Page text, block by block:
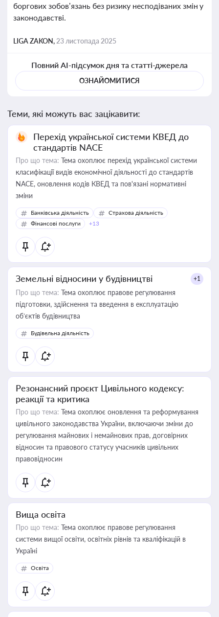
боргових зобов’язань без ризику несподіваних змін у
законодавстві.
LIGA ZAKON, 23 листопада 2025
Повний AI-підсумок дня та статті-джерела
ОЗНАЙОМИТИСЯ
Теми, які можуть вас зацікавити:
Перехід української системи КВЕД до
стандартів NACE
Про що тема: Тема охоплює перехід української системи
класифікації видів економічної діяльності до стандартів
NACE, оновлення кодів КВЕД та пов'язані нормативні
зміни
Банківська діяльність
Страхова діяльність
Фінансові послуги
+13
Земельні відносини у будівництві +1
Про що тема: Тема охоплює правове регулювання
підготовки, здійснення та введення в експлуатацію
об’єктів будівництва
Будівельна діяльність
Резонансний проєкт Цивільного кодексу:
реакції та критика
Про що тема: Тема охоплює оновлення та реформування
цивільного законодавства України, включаючи зміни до
регулювання майнових і немайнових прав, договірних
відносин та правового статусу учасників цивільних
правовідносин
Вища освіта
Про що тема: Тема охоплює правове регулювання
системи вищої освіти, освітніх рівнів та кваліфікацій в
Україні
Освіта